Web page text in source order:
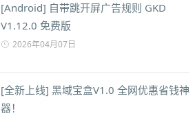
[Android] 自带跳开屏广告规则 GKD
V1.12.0 免费版
2026年04月07日
[全新上线] 黑域宝盒V1.0 全网优惠省钱神
器！